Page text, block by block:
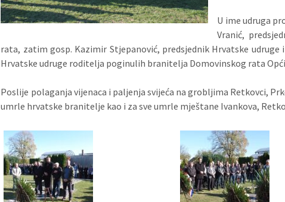
U ime udruga
Vranić,
rata, zatim gosp. Kazimir Stjepanović, predsjednik Hrvatske
Hrvatske udruge roditelja poginulih branitelja Domovinskog rata
Poslije polaganja vijenaca i paljenja svijeća na grobljima Retkovci,
umrle hrvatske branitelje kao i za sve umrle mještane Ivankova,